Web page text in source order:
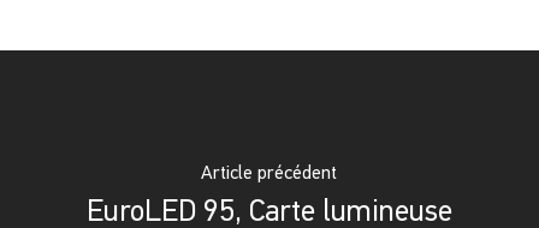
Article précédent
EuroLED 95, Carte lumineuse